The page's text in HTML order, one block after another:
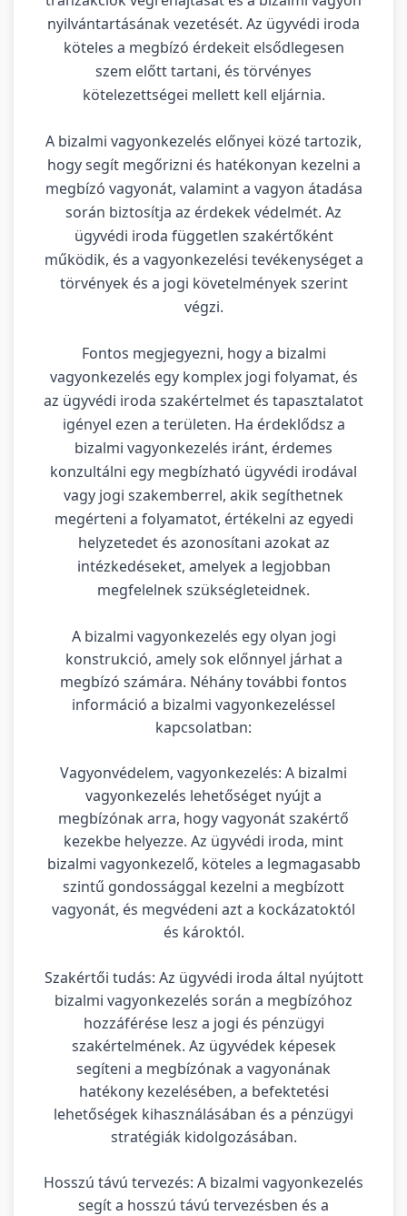
nyilvántartásának vezetését. Az ügyvédi iroda
köteles a megbízó érdekeit elsődlegesen
szem előtt tartani, és törvényes
kötelezettségei mellett kell eljárnia.
A bizalmi vagyonkezelés előnyei közé tartozik,
hogy segít megőrizni és hatékonyan kezelni a
megbízó vagyonát, valamint a vagyon átadása
során biztosítja az érdekek védelmét. Az
ügyvédi iroda független szakértőként
működik, és a vagyonkezelési tevékenységet a
törvények és a jogi követelmények szerint
végzi.
Fontos megjegyezni, hogy a bizalmi
vagyonkezelés egy komplex jogi folyamat, és
az ügyvédi iroda szakértelmet és tapasztalatot
igényel ezen a területen. Ha érdeklődsz a
bizalmi vagyonkezelés iránt, érdemes
konzultálni egy megbízható ügyvédi irodával
vagy jogi szakemberrel, akik segíthetnek
megérteni a folyamatot, értékelni az egyedi
helyzetedet és azonosítani azokat az
intézkedéseket, amelyek a legjobban
megfelelnek szükségleteidnek.
A bizalmi vagyonkezelés egy olyan jogi
konstrukció, amely sok előnnyel járhat a
megbízó számára. Néhány további fontos
információ a bizalmi vagyonkezeléssel
kapcsolatban:
Vagyonvédelem, vagyonkezelés: A bizalmi
vagyonkezelés lehetőséget nyújt a
megbízónak arra, hogy vagyonát szakértő
kezekbe helyezze. Az ügyvédi iroda, mint
bizalmi vagyonkezelő, köteles a legmagasabb
szintű gondossággal kezelni a megbízott
vagyonát, és megvédeni azt a kockázatoktól
és károktól.
Szakértői tudás: Az ügyvédi iroda által nyújtott
bizalmi vagyonkezelés során a megbízóhoz
hozzáférése lesz a jogi és pénzügyi
szakértelmének. Az ügyvédek képesek
segíteni a megbízónak a vagyonának
hatékony kezelésében, a befektetési
lehetőségek kihasználásában és a pénzügyi
stratégiák kidolgozásában.
Hosszú távú tervezés: A bizalmi vagyonkezelés
segít a hosszú távú tervezésben és a